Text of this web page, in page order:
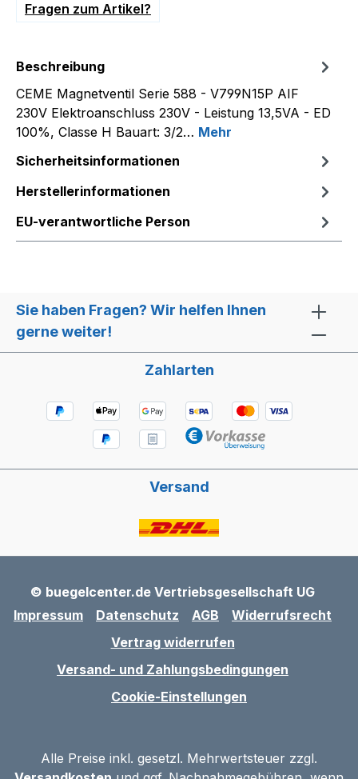
Fragen zum Artikel?
Beschreibung
CEME Magnetventil Serie 588 - V799N15P AIF
230V Elektroanschluss 230V - Leistung 13,5VA - ED
100%, Classe H Bauart: 3/2… Mehr
Sicherheitsinformationen
Herstellerinformationen
EU-verantwortliche Person
Sie haben Fragen? Wir helfen Ihnen
gerne weiter!
Zahlarten
Versand
© buegelcenter.de Vertriebsgesellschaft UG
Impressum
Datenschutz AGB
Widerrufsrecht
Vertrag widerrufen
Versand- und Zahlungsbedingungen
Cookie-Einstellungen
Alle Preise inkl. gesetzl. Mehrwertsteuer zzgl.